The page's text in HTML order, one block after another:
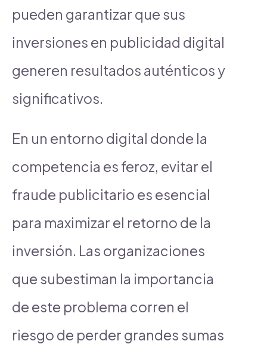
pueden garantizar que sus
inversiones en publicidad digital
generen resultados auténticos y
significativos.
En un entorno digital donde la
competencia es feroz, evitar el
fraude publicitario es esencial
para maximizar el retorno de la
inversión. Las organizaciones
que subestiman la importancia
de este problema corren el
riesgo de perder grandes sumas